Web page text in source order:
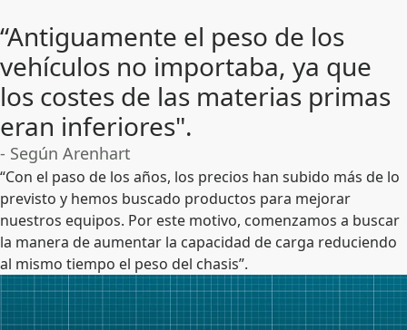
“Antiguamente el peso de los
vehículos no importaba, ya que
los costes de las materias primas
eran inferiores".
- Según Arenhart
“Con el paso de los años, los precios han subido más de lo
previsto y hemos buscado productos para mejorar
nuestros equipos. Por este motivo, comenzamos a buscar
la manera de aumentar la capacidad de carga reduciendo
al mismo tiempo el peso del chasis”.